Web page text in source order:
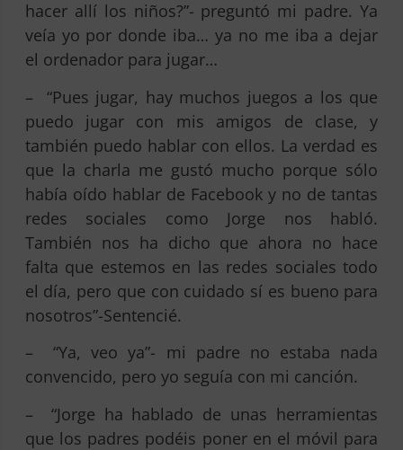
hacer allí los niños?”- preguntó mi padre. Ya
veía yo por donde iba… ya no me iba a dejar
el ordenador para jugar…
– “Pues jugar, hay muchos juegos a los que
puedo jugar con mis amigos de clase, y
también puedo hablar con ellos. La verdad es
que la charla me gustó mucho porque sólo
había oído hablar de Facebook y no de tantas
redes sociales como Jorge nos habló.
También nos ha dicho que ahora no hace
falta que estemos en las redes sociales todo
el día, pero que con cuidado sí es bueno para
nosotros”-Sentencié.
– “Ya, veo ya”- mi padre no estaba nada
convencido, pero yo seguía con mi canción.
– “Jorge ha hablado de unas herramientas
que los padres podéis poner en el móvil para